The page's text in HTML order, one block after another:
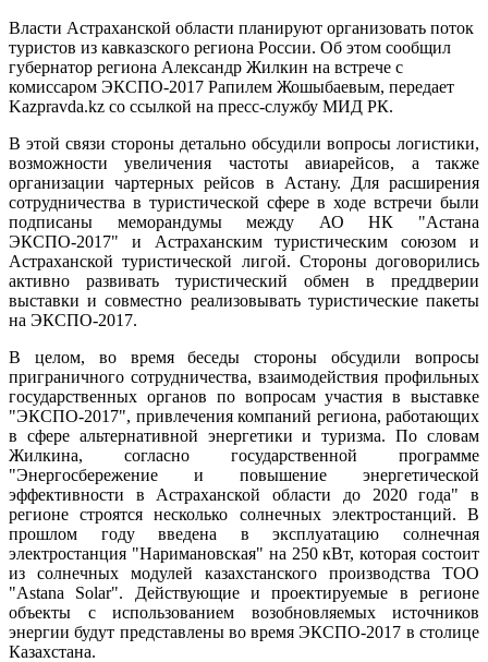
Власти Астраханской области планируют организовать поток
туристов из кавказского региона России. Об этом сообщил
губернатор региона Александр Жилкин на встрече с
комиссаром ЭКСПО-2017 Рапилем Жошыбаевым, передает
Kazpravda.kz со ссылкой на пресс-службу МИД РК.
В этой связи стороны детально обсудили вопросы логистики,
возможности увеличения частоты авиарейсов, а также
организации чартерных рейсов в Астану. Для расширения
сотрудничества в туристической сфере в ходе встречи были
подписаны меморандумы между АО НК "Астана
ЭКСПО-2017" и Астраханским туристическим союзом и
Астраханской туристической лигой. Стороны договорились
активно развивать туристический обмен в преддверии
выставки и совместно реализовывать туристические пакеты
на ЭКСПО-2017.
В целом, во время беседы стороны обсудили вопросы
приграничного сотрудничества, взаимодействия профильных
государственных органов по вопросам участия в выставке
"ЭКСПО-2017", привлечения компаний региона, работающих
в сфере альтернативной энергетики и туризма. По словам
Жилкина, согласно государственной программе
"Энергосбережение и повышение энергетической
эффективности в Астраханской области до 2020 года" в
регионе строятся несколько солнечных электростанций. В
прошлом году введена в эксплуатацию солнечная
электростанция "Наримановская" на 250 кВт, которая состоит
из солнечных модулей казахстанского производства ТОО
"Astana Solar". Действующие и проектируемые в регионе
объекты с использованием возобновляемых источников
энергии будут представлены во время ЭКСПО-2017 в столице
Казахстана.